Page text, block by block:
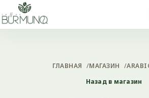
ГЛАВНАЯ /МАГАЗИН /
Назад в магазин